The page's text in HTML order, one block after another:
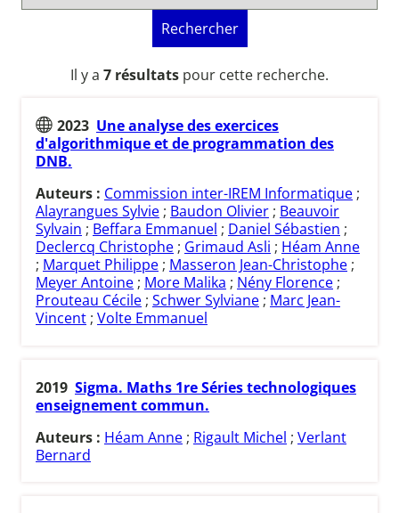
Rechercher
Il y a 7 résultats pour cette recherche.
2023 Une analyse des exercices
d'algorithmique et de programmation des
DNB.
Auteurs : Commission inter-IREM Informatique ;
Alayrangues Sylvie ; Baudon Olivier ; Beauvoir
Sylvain ; Beffara Emmanuel ; Daniel Sébastien ;
Declercq Christophe ; Grimaud Asli ; Héam Anne
; Marquet Philippe ; Masseron Jean-Christophe ;
Meyer Antoine ; More Malika ; Nény Florence ;
Prouteau Cécile ; Schwer Sylviane ; Marc Jean-
Vincent ; Volte Emmanuel
2019 Sigma. Maths 1re Séries technologiques
enseignement commun.
Auteurs : Héam Anne ; Rigault Michel ; Verlant
Bernard